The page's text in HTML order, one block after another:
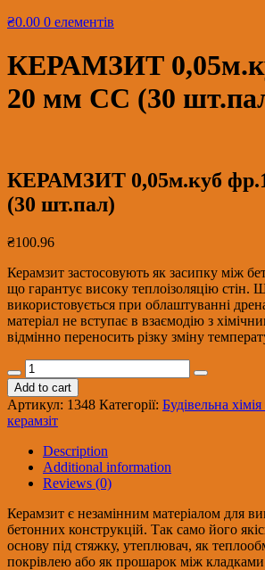
₴0.00 0 елементів
КЕРАМЗИТ
20 мм СС (30
КЕРАМЗИТ 0,05м.куб
(30 шт.пал)
₴100.96
Керамзит застосовують як засипку між
що гарантує високу теплоізоляцію стін.
використовується при облаштуванні
матеріал не вступає в взаємодію з
відмінно переносить різку зміну
КЕРАМЗИТ
0,05м.куб
фр.10-
20
мм
СС
(30
шт.пал)
quantity
Add to cart
Артикул: 1348 Категорії: Будівельна
керамзіт
Description
Additional information
Reviews (0)
Керамзит є незамінним матеріалом для
бетонних конструкцій. Так само його
основу під стяжку, утеплювач, як
покрівлею або як прошарок між